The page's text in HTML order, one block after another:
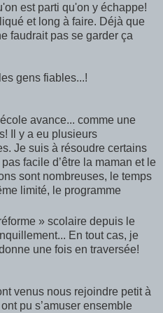
est parti qu'on y échappe!
et long à faire. Déjà que
faudrait pas se garder ça
gens fiables...!
avance... comme une
Il y a eu plusieurs
Je suis à résoudre certains
facile d’être la maman et le
sont nombreuses, le temps
limité, le programme
» scolaire depuis le
En tout cas, je
une fois en traversée!
venus nous rejoindre petit à
pu s’amuser ensemble